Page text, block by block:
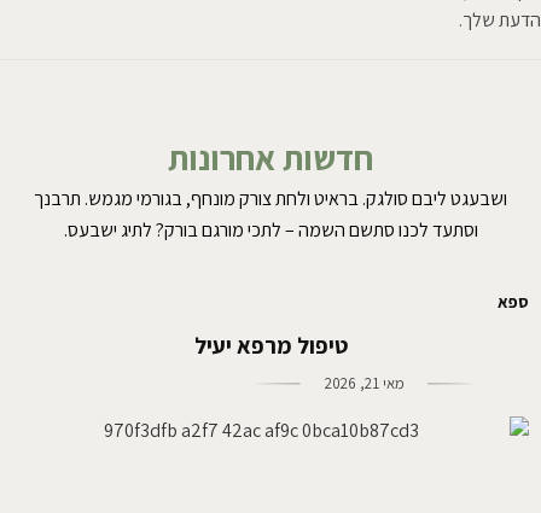
הדעת שלך.
חדשות אחרונות
ושבעגט ליבם סולגק. בראיט ולחת צורק מונחף, בגורמי מגמש. תרבנך
וסתעד לכנו סתשם השמה – לתכי מורגם בורק? לתיג ישבעס.
ספא
טיפול מרפא יעיל
מאי 21, 2026